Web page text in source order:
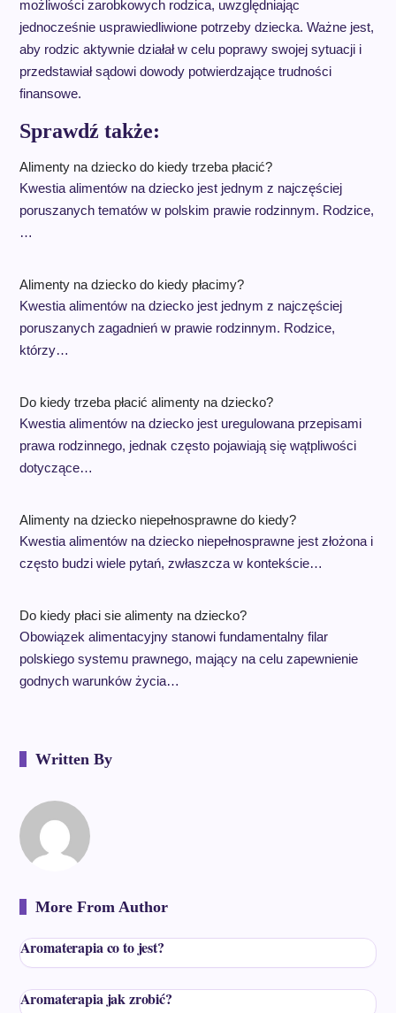
możliwości zarobkowych rodzica, uwzględniając
jednocześnie usprawiedliwione potrzeby dziecka. Ważne jest,
aby rodzic aktywnie działał w celu poprawy swojej sytuacji i
przedstawiał sądowi dowody potwierdzające trudności
finansowe.
Sprawdź także:
Alimenty na dziecko do kiedy trzeba płacić?
Kwestia alimentów na dziecko jest jednym z najczęściej
poruszanych tematów w polskim prawie rodzinnym. Rodzice,
…
Alimenty na dziecko do kiedy płacimy?
Kwestia alimentów na dziecko jest jednym z najczęściej
poruszanych zagadnień w prawie rodzinnym. Rodzice,
którzy…
Do kiedy trzeba płacić alimenty na dziecko?
Kwestia alimentów na dziecko jest uregulowana przepisami
prawa rodzinnego, jednak często pojawiają się wątpliwości
dotyczące…
Alimenty na dziecko niepełnosprawne do kiedy?
Kwestia alimentów na dziecko niepełnosprawne jest złożona i
często budzi wiele pytań, zwłaszcza w kontekście…
Do kiedy płaci sie alimenty na dziecko?
Obowiązek alimentacyjny stanowi fundamentalny filar
polskiego systemu prawnego, mający na celu zapewnienie
godnych warunków życia…
Written By
More From Author
Aromaterapia co to jest?
Aromaterapia jak zrobić?